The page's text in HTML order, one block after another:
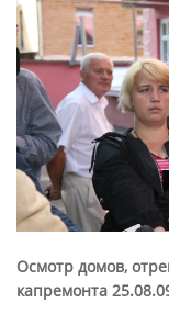
Осмотр домов,
капремонта